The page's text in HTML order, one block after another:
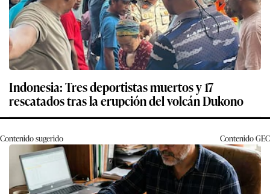
Indonesia: Tres deportistas muertos y 17
rescatados tras la erupción del volcán Dukono
Contenido sugerido ContenidoGEC